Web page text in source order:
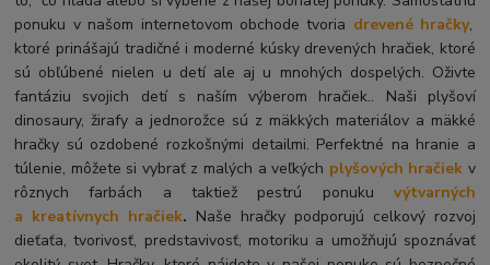
ponuku v našom internetovom obchode tvoria drevené hračky,
ktoré prinášajú tradičné i moderné kúsky drevených hračiek, ktoré
sú obľúbené nielen u detí ale aj u mnohých dospelých. Oživte
fantáziu svojich detí s naším výberom hračiek.. Naši plyšoví
dinosaury, žirafy a jednorožce sú z mäkkých materiálov a mäkké
hračky sú ozdobené rozkošnými detailmi. Perfektné na hranie a
túlenie, môžete si vybrať z malých a veľkých plyšových hračiek v
rôznych farbách a taktiež pestrú ponuku výtvarných
a kreatívnych hračiek. Naše hračky podporujú celkový rozvoj
dieťaťa, tvorivosť, predstavivosť, motoriku a umožňujú spoznávať